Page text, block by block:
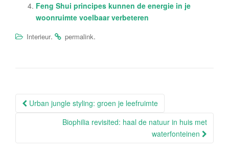
Feng Shui principes kunnen de energie in je
woonruimte voelbaar verbeteren
Interieur. permalink.
Post
navigation
Urban jungle styling: groen je leefruimte
Biophilia revisited: haal de natuur in huis met
waterfonteinen